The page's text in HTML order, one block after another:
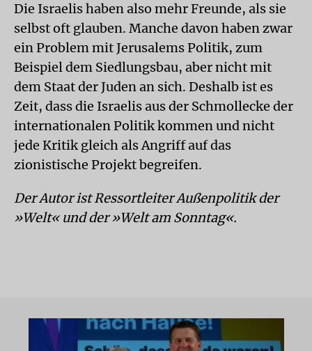
Die Israelis haben also mehr Freunde, als sie
selbst oft glauben. Manche davon haben zwar
ein Problem mit Jerusalems Politik, zum
Beispiel dem Siedlungsbau, aber nicht mit
dem Staat der Juden an sich. Deshalb ist es
Zeit, dass die Israelis aus der Schmollecke der
internationalen Politik kommen und nicht
jede Kritik gleich als Angriff auf das
zionistische Projekt begreifen.
Der Autor ist Ressortleiter Außenpolitik der
»Welt« und der »Welt am Sonntag«.